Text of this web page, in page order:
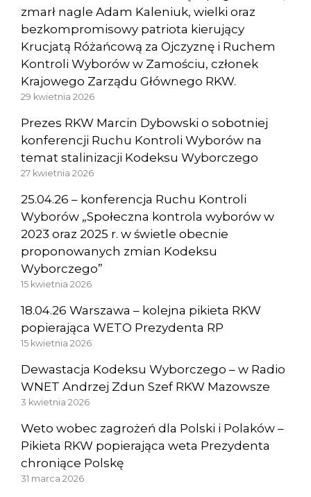
zmarł nagle Adam Kaleniuk, wielki oraz
bezkompromisowy patriota kierujący
Krucjatą Różańcową za Ojczyznę i Ruchem
Kontroli Wyborów w Zamościu, członek
Krajowego Zarządu Głównego RKW.
29 kwietnia 2026
Prezes RKW Marcin Dybowski o sobotniej
konferencji Ruchu Kontroli Wyborów na
temat stalinizacji Kodeksu Wyborczego
27 kwietnia 2026
25.04.26 – konferencja Ruchu Kontroli
Wyborów „Społeczna kontrola wyborów w
2023 oraz 2025 r. w świetle obecnie
proponowanych zmian Kodeksu
Wyborczego”
15 kwietnia 2026
18.04.26 Warszawa – kolejna pikieta RKW
popierająca WETO Prezydenta RP
15 kwietnia 2026
Dewastacja Kodeksu Wyborczego – w Radio
WNET Andrzej Zdun Szef RKW Mazowsze
3 kwietnia 2026
Weto wobec zagrożeń dla Polski i Polaków –
Pikieta RKW popierająca weta Prezydenta
chroniące Polskę
31 marca 2026